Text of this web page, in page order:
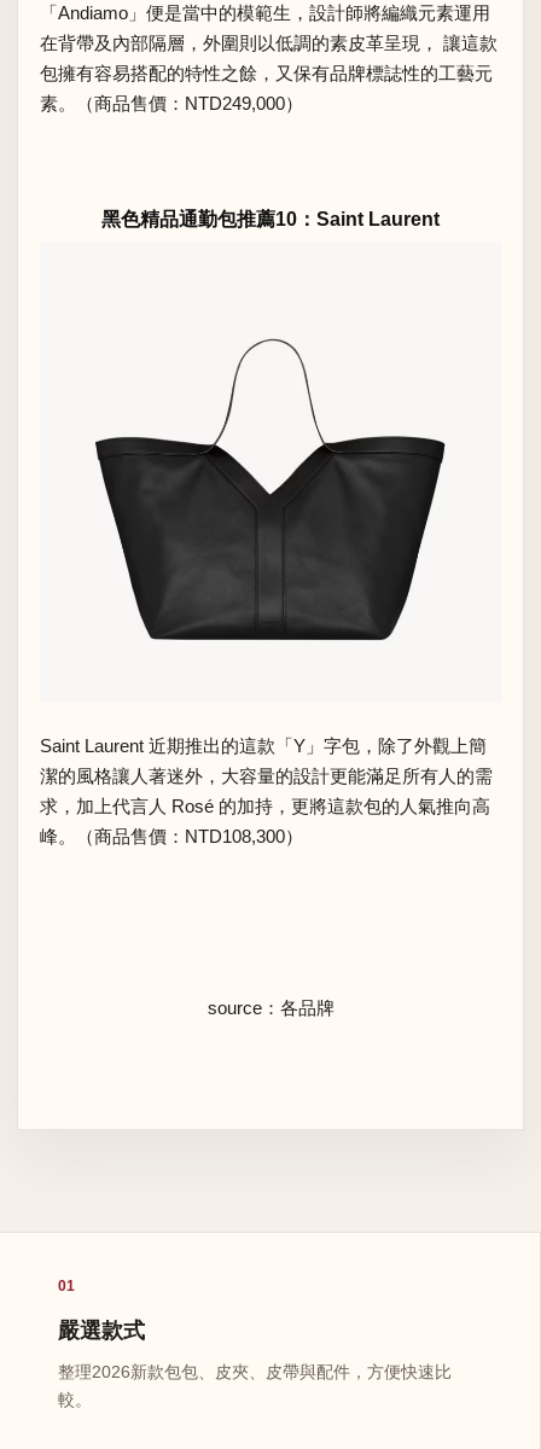
「Andiamo」便是當中的模範生，設計師將編織元素運用
在背帶及內部隔層，外圍則以低調的素皮革呈現， 讓這款
包擁有容易搭配的特性之餘，又保有品牌標誌性的工藝元
素。（商品售價：NTD249,000）
黑色精品通勤包推薦10：Saint Laurent
Saint Laurent 近期推出的這款「Y」字包，除了外觀上簡
潔的風格讓人著迷外，大容量的設計更能滿足所有人的需
求，加上代言人 Rosé 的加持，更將這款包的人氣推向高
峰。（商品售價：NTD108,300）
source：各品牌
01
嚴選款式
整理2026新款包包、皮夾、皮帶與配件，方便快速比
較。